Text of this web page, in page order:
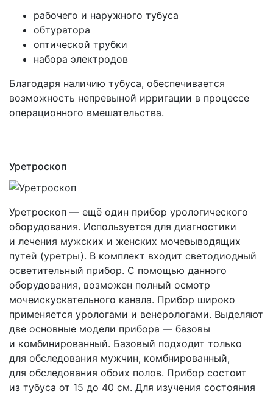
рабочего и наружного тубуса
обтуратора
оптической трубки
набора электродов
Благодаря наличию тубуса, обеспечивается
возможность непревыной ирригации в процессе
операционного вмешательства.
Уретроскоп
Уретроскоп — ещё один прибор урологического
оборудования. Используется для диагностики
и лечения мужских и женских мочевыводящих
путей (уретры). В комплект входит светодиодный
осветительный прибор. С помощью данного
оборудования, возможен полный осмотр
мочеискускательного канала. Прибор широко
применяется урологами и венерологами. Выделяют
две основные модели прибора — базовы
и комбинированный. Базовый подходит только
для обследования мужчин, комбнированный,
для обследования обоих полов. Прибор состоит
из тубуса от 15 до 40 см. Для изучения состояния